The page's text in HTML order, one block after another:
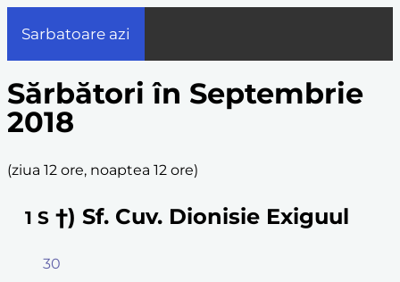
Sarbatoare azi
Sărbători în Septembrie
2018
(ziua 12 ore, noaptea 12 ore)
1 S †) Sf. Cuv. Dionisie Exiguul
30